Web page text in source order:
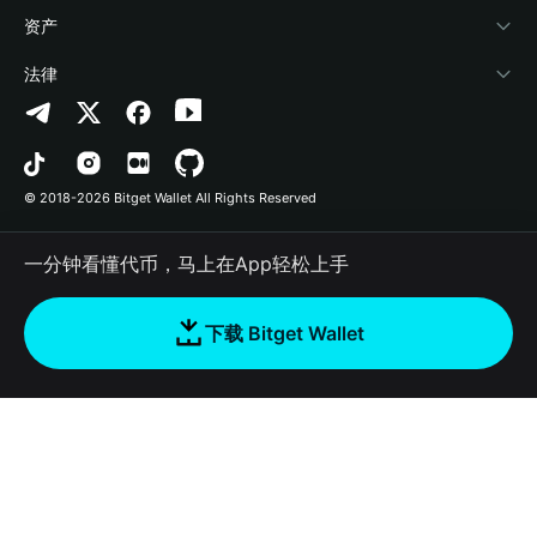
帮助中心
联系我们
品牌资源
工作机会
Crypto Swap API
山寨季指数
预测市场
DApp
RWA
如何购买加密货币
Bitget Wallet Pay
合作上架
安全防护技术
快捷买币
授权检测
合约检测
批量转账
资产
Arbitrum
Avalanche
Bitcoin
Polygon
法律
隐私协议
用户使用协议
© 2018-2026 Bitget Wallet All Rights Reserved
一分钟看懂代币，马上在App轻松上手
下载 Bitget Wallet